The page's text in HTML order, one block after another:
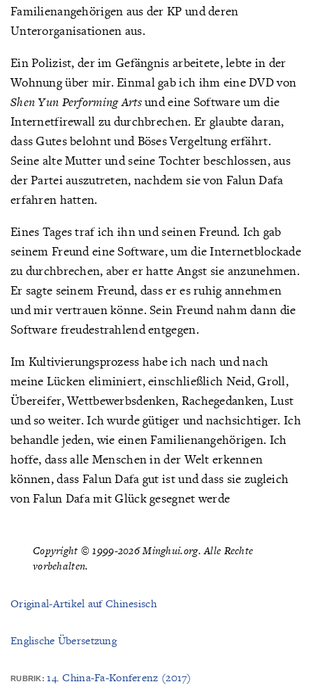
Familienangehörigen aus der KP und deren
Unterorganisationen aus.
Ein Polizist, der im Gefängnis arbeitete, lebte in der
Wohnung über mir. Einmal gab ich ihm eine DVD von
Shen Yun Performing Artsund eine Software um die
Internetfirewall zu durchbrechen. Er glaubte daran,
dass Gutes belohnt und Böses Vergeltung erfährt.
Seine alte Mutter und seine Tochter beschlossen, aus
der Partei auszutreten, nachdem sie von Falun Dafa
erfahren hatten.
Eines Tages traf ich ihn und seinen Freund. Ich gab
seinem Freund eine Software, um die Internetblockade
zu durchbrechen, aber er hatte Angst sie anzunehmen.
Er sagte seinem Freund, dass er es ruhig annehmen
und mir vertrauen könne. Sein Freund nahm dann die
Software freudestrahlend entgegen.
Im Kultivierungsprozess habe ich nach und nach
meine Lücken eliminiert, einschließlich Neid, Groll,
Übereifer, Wettbewerbsdenken, Rachegedanken, Lust
und so weiter. Ich wurde gütiger und nachsichtiger. Ich
behandle jeden, wie einen Familienangehörigen. Ich
hoffe, dass alle Menschen in der Welt erkennen
können, dass Falun Dafa gut ist und dass sie zugleich
von Falun Dafa mit Glück gesegnet werde
Copyright © 1999-2026 Minghui.org. Alle Rechte
vorbehalten.
Original-Artikel auf Chinesisch
Englische Übersetzung
RUBRIK:14. China-Fa-Konferenz (2017)